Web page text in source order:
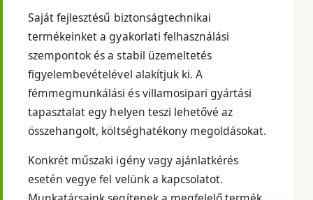
Saját fejlesztésű biztonságtechnikai
termékeinket a gyakorlati felhasználási
szempontok és a stabil üzemeltetés
figyelembevételével alakítjuk ki. A
fémmegmunkálási és villamosipari gyártási
tapasztalat egy helyen teszi lehetővé az
összehangolt, költséghatékony megoldásokat.
Konkrét műszaki igény vagy ajánlatkérés
esetén vegye fel velünk a kapcsolatot.